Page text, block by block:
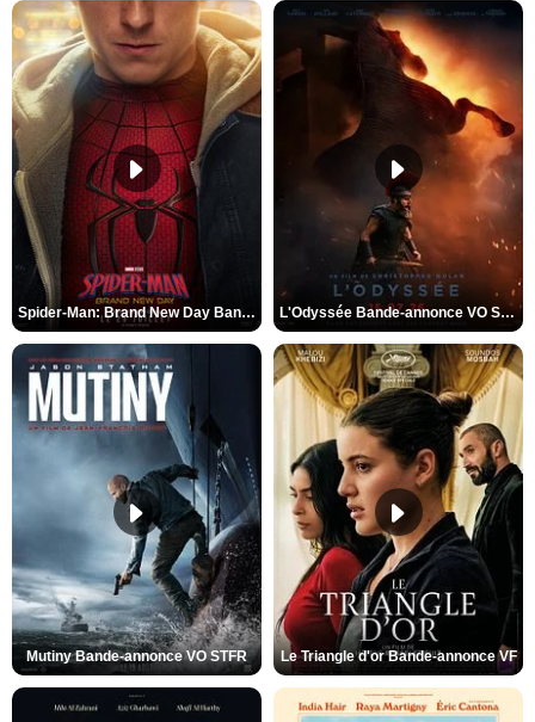
Spider-Man: Brand New Day Bande-annonce VO STFR L'Odyssée Bande-annonce VO STFR
Mutiny Bande-annonce VO STFR Le Triangle d'or Bande-annonce VF